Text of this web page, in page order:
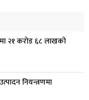
दिँदै त्रिभुवन
ल्याउने
नयाँ तलबमान
९८४ रुपैयाँ
२१ करोड ६८ लाखको
नियन्त्रणमा